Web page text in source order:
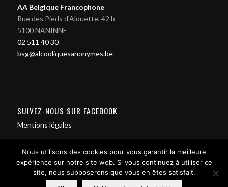
AA Belgique Francophone
Rue des Pieds d'Alouette, 42 b
5100 NANINNE
02 511 40 30
bsg@alcooliquesanonymes.be
SUIVEZ-NOUS SUR FACEBOOK
Mentions légales
Nous utilisons des cookies pour vous garantir la meilleure
expérience sur notre site web. Si vous continuez à utiliser ce
site, nous supposerons que vous en êtes satisfait.
Contact us